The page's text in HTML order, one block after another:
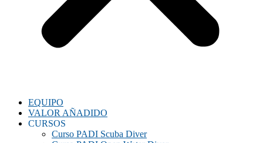
EQUIPO
VALOR AÑADIDO
CURSOS
Curso PADI Scuba Diver